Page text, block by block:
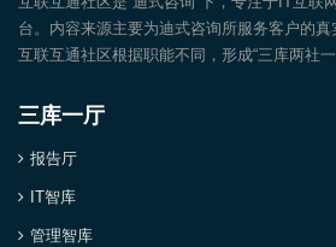
台。内容来源主要为迪式咨询所服务客户的真
互联互通社区根据职能不同，形成“三库两社一
三库一厅
报告厅
IT智库
管理智库